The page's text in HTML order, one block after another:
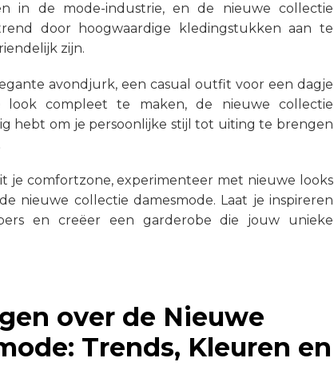
in de mode-industrie, en de nieuwe collectie
door hoogwaardige kledingstukken aan te
zijn.
avondjurk, een casual outfit voor een dagje
compleet te maken, de nieuwe collectie
hebt om je persoonlijke stijl tot uiting te brengen
je comfortzone, experimenteer met nieuwe looks
nieuwe collectie damesmode. Laat je inspireren
en creëer een garderobe die jouw unieke
over de Nieuwe
Trends, Kleuren en